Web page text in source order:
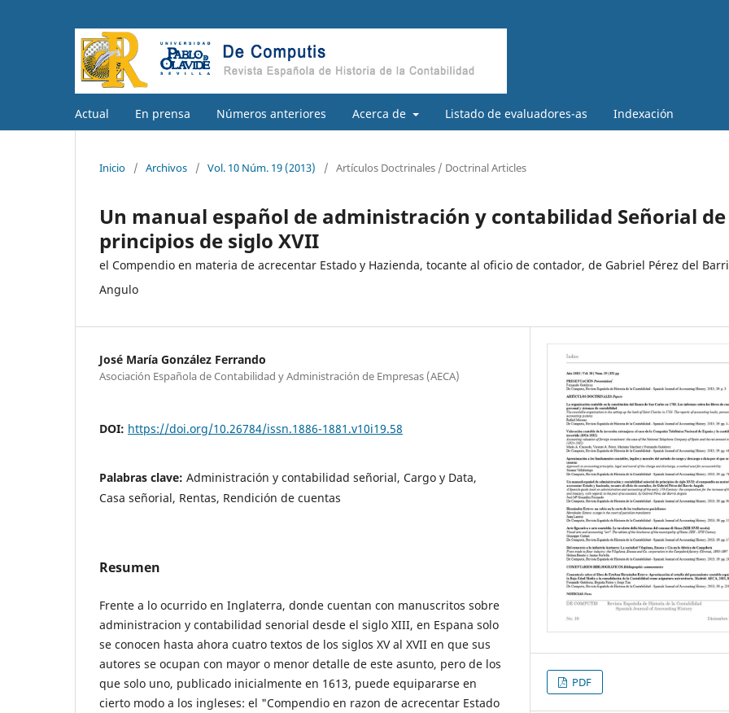
Actual En prensa Números anteriores Acerca de Listado de evaluadores-as Indexación
Inicio / Archivos / Vol. 10 Núm. 19 (2013) / Artículos Doctrinales / Doctrinal Articles
Un manual español de administración y contabilidad Señorial de
principios de siglo XVII
el Compendio en materia de acrecentar Estado y Hazienda, tocante al oficio de contador, de Gabriel Pérez del
Angulo
José María González Ferrando
Asociación Española de Contabilidad y Administración de Empresas (AECA)
DOI: https://doi.org/10.26784/issn.1886-1881.v10i19.58
Palabras clave: Administración y contabilidad señorial, Cargo y Data,
Casa señorial, Rentas, Rendición de cuentas
Resumen
Frente a lo ocurrido en Inglaterra, donde cuentan con manuscritos sobre
administracion y contabilidad senorial desde el siglo XIII, en Espana solo
se conocen hasta ahora cuatro textos de los siglos XV al XVII en que sus
autores se ocupan con mayor o menor detalle de este asunto, pero de los
que solo uno, publicado inicialmente en 1613, puede equipararse en
cierto modo a los ingleses: el "Compendio en razon de acrecentar Estado
PDF